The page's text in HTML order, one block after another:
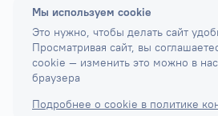
Мы используем cookie
Это нужно, чтобы делать сайт
Просматривая сайт, вы
cookie — изменить это можно в
браузера
Подробнее о cookie в политике